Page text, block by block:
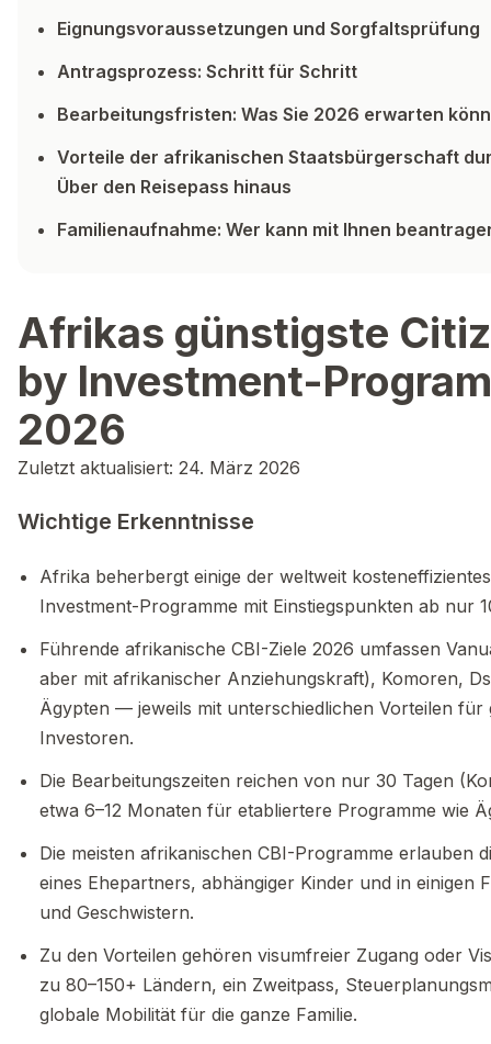
Eignungsvoraussetzungen und Sorgfaltsprüfung
Antragsprozess: Schritt für Schritt
Bearbeitungsfristen: Was Sie 2026 erwarten
Vorteile der afrikanischen Staatsbürgerschaft
Über den Reisepass hinaus
Familienaufnahme: Wer kann mit Ihnen
Afrikas günstigste
by Investment-
2026
Zuletzt aktualisiert: 24. März 2026
Wichtige Erkenntnisse
Afrika beherbergt einige der weltweit
Investment-Programme mit Einstiegspunkten ab nur
Führende afrikanische CBI-Ziele 2026 umfassen
aber mit afrikanischer Anziehungskraft), Komoren,
Ägypten — jeweils mit unterschiedlichen Vorteilen für
Investoren.
Die Bearbeitungszeiten reichen von nur 30 Tagen
etwa 6–12 Monaten für etabliertere Programme wie
Die meisten afrikanischen CBI-Programme erlauben
eines Ehepartners, abhängiger Kinder und in einigen
und Geschwistern.
Zu den Vorteilen gehören visumfreier Zugang oder
zu 80–150+ Ländern, ein Zweitpass,
globale Mobilität für die ganze Familie.